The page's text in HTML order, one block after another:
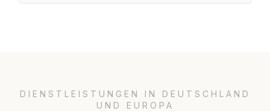
DIENSTLEISTUNGEN IN DEUTSCHLAND
UND EUROPA